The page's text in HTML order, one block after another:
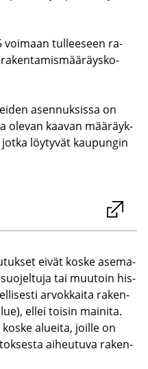
voi­maan tul­lee­seen ra­
asen­nuk­sis­sa on
ole­van kaa­van mää­räyk­
löy­ty­vät kau­pun­gin
eivät koske ase­ma­
suo­jel­tu­ja tai muu­toin his­
ar­vok­kai­ta ra­ken­
ellei toi­sin mai­ni­ta.
aluei­ta, joil­le on
ai­heu­tu­va ra­ken­